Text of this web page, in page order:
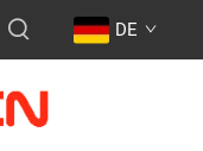
DE